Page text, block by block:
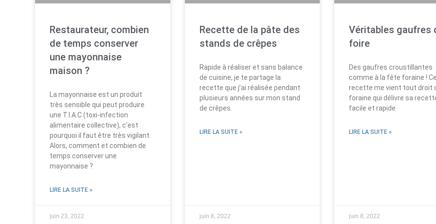
Restaurateur, combien
de temps conserver
une mayonnaise
maison ?
La mayonnaise est un produit
très sensible qui peut produire
une T.I.A.C (toxi-infection
alimentaire collective), c’est
pourquoi il faut être très vigilant.
Alors, comment et combien de
temps conserver une
mayonnaise ?
LIRE LA SUITE »
juin 23, 2022
Recette de la pâte des
stands de crêpes
Rapide à réaliser et sans balance
de cuisine, je te partage la
recette que j’ai réalisée pendant
plusieurs années sur mon stand
de crêpes.
LIRE LA SUITE »
juin 8, 2022
Véritables gaufres
foire
Des gaufres croustillantes
comme à la fête foraine !
recette me vient tout droit
foraine qui délivre sa
facile et rapide
LIRE LA SUITE »
juin 8, 2022